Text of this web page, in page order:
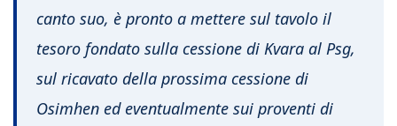
canto suo, è pronto a mettere sul tavolo il
tesoro fondato sulla cessione di Kvara al Psg,
sul ricavato della prossima cessione di
Osimhen ed eventualmente sui proventi di